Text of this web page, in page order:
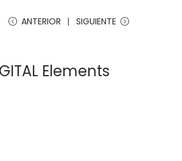
ANTERIOR SIGUIENTE
Elements